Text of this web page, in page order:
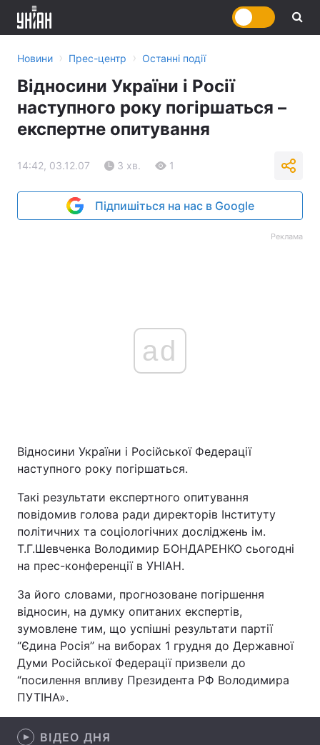
Головна
Україна
Новини › Прес-центр › Останні події
Відносини України і Росії
наступного року погіршаться –
експертне опитування
14:42, 03.12.07 3 хв. 1
Підпишіться на нас в Google
Реклама
ad
Відносини України і Російської Федерації
наступного року погіршаться.
Такі результати експертного опитування
повідомив голова ради директорів Інституту
політичних та соціологічних досліджень ім.
Т.Г.Шевченка Володимир БОНДАРЕНКО сьогодні
на прес-конференції в УНІАН.
За його словами, прогнозоване погіршення
відносин, на думку опитаних експертів,
зумовлене тим, що успішні результати партії
“Єдина Росія” на виборах 1 грудня до Державної
Думи Російської Федерації призвели до
“посилення впливу Президента РФ Володимира
ПУТІНА».
ВІДЕО ДНЯ